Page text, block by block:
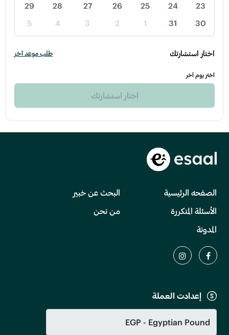
23
24
25
26
27
28
29
30
31
1
2
3
4
5
اختار استشارتك طلب موعد آخر
اختر يوم آخر
اختار استشارتك
الصفحه الرئيسية
البحث عن خبير
الأسئلة المتكررة
من نحن
المدونة
إعدادت العملة